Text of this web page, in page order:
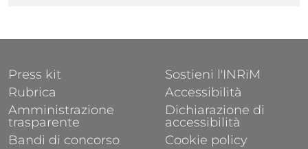
FOOTER 1
Press kit
Rubrica
Amministrazione
trasparente
Bandi di concorso
FOOTER 2
Sostieni l'INRiM
Accessibilità
Dichiarazione di
accessibilità
Cookie policy